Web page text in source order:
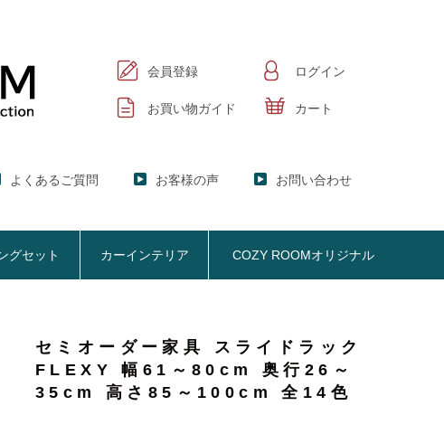
会員登録 ログイン
お買い物ガイド カート
よくあるご質問 お客様の声 お問い合わせ
【BOOKER】ブックシェルフ
【SUNNY】サニタリー収納
オプション品
クッション
ラック
ドア
掃除機収納
クリーナースタンド
グセット カーインテリア
レビスタンド
COZY ROOMオリジナル
具
ンのお悩み解決
ASSISTANT】
おしゃれなのに機能性抜群
掃除機収納【Cleany】
セミオーダー家具 スライドラック
FLEXY 幅61～80cm 奥行26～
35cm 高さ85～100cm 全14色